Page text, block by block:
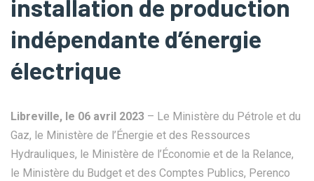
installation de production
indépendante d’énergie
électrique
Libreville, le 06 avril 2023 – Le Ministère du Pétrole et du
Gaz, le Ministère de l’Énergie et des Ressources
Hydrauliques, le Ministère de l’Économie et de la Relance,
le Ministère du Budget et des Comptes Publics, Perenco